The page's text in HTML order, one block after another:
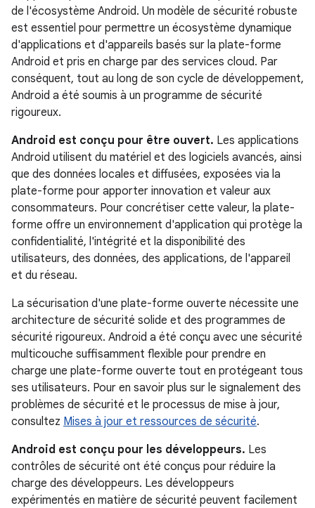
de l'écosystème Android. Un modèle de sécurité robuste
est essentiel pour permettre un écosystème dynamique
d'applications et d'appareils basés sur la plate-forme
Android et pris en charge par des services cloud. Par
conséquent, tout au long de son cycle de développement,
Android a été soumis à un programme de sécurité
rigoureux.
Android est conçu pour être ouvert. Les applications
Android utilisent du matériel et des logiciels avancés, ainsi
que des données locales et diffusées, exposées via la
plate-forme pour apporter innovation et valeur aux
consommateurs. Pour concrétiser cette valeur, la plate-
forme offre un environnement d'application qui protège la
confidentialité, l'intégrité et la disponibilité des
utilisateurs, des données, des applications, de l'appareil
et du réseau.
La sécurisation d'une plate-forme ouverte nécessite une
architecture de sécurité solide et des programmes de
sécurité rigoureux. Android a été conçu avec une sécurité
multicouche suffisamment flexible pour prendre en
charge une plate-forme ouverte tout en protégeant tous
ses utilisateurs. Pour en savoir plus sur le signalement des
problèmes de sécurité et le processus de mise à jour,
consultez Mises à jour et ressources de sécurité.
Android est conçu pour les développeurs. Les
contrôles de sécurité ont été conçus pour réduire la
charge des développeurs. Les développeurs
expérimentés en matière de sécurité peuvent facilement